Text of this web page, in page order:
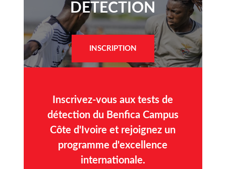
DETECTION​
INSCRIPTION
Inscrivez-vous aux tests de
détection du Benfica Campus
Côte d'Ivoire et rejoignez un
programme d'excellence
internationale.